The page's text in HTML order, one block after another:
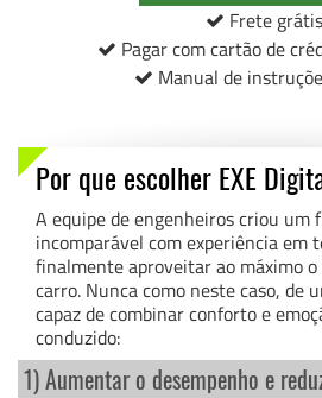
Frete
Pagar com cartão de
Manual de
Por que escolher EXE
A equipe de engenheiros criou um
incomparável com experiência em
finalmente aproveitar ao máximo o
carro. Nunca como neste caso, de
capaz de combinar conforto e
conduzido:
1) Aumentar o desempenho e